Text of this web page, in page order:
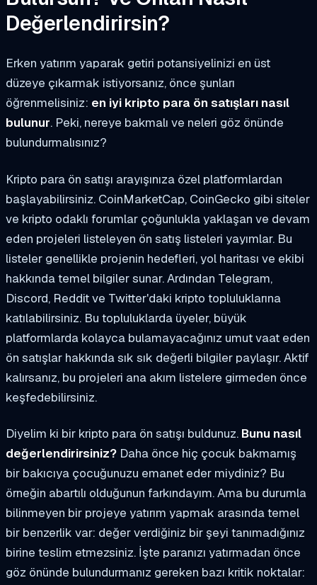
Değerlendirirsin?
Erken yatırım yaparak getiri potansiyelinizi en üst
düzeye çıkarmak istiyorsanız, önce şunları
öğrenmelisiniz: en iyi kripto para ön satışları nasıl
bulunur. Peki, nereye bakmalı ve neleri göz önünde
bulundurmalısınız?
Kripto para ön satışı arayışınıza özel platformlardan
başlayabilirsiniz. CoinMarketCap, CoinGecko gibi siteler
ve kripto odaklı forumlar çoğunlukla yaklaşan ve devam
eden projeleri listeleyen ön satış listeleri yayımlar. Bu
listeler genellikle projenin hedefleri, yol haritası ve ekibi
hakkında temel bilgiler sunar. Ardından Telegram,
Discord, Reddit ve Twitter'daki kripto topluluklarına
katılabilirsiniz. Bu topluluklarda üyeler, büyük
platformlarda kolayca bulamayacağınız umut vaat eden
ön satışlar hakkında sık sık değerli bilgiler paylaşır. Aktif
kalırsanız, bu projeleri ana akım listelere girmeden önce
keşfedebilirsiniz.
Diyelim ki bir kripto para ön satışı buldunuz. Bunu nasıl
değerlendirirsiniz? Daha önce hiç çocuk bakmamış
bir bakıcıya çocuğunuzu emanet eder miydiniz? Bu
örneğin abartılı olduğunun farkındayım. Ama bu durumla
bilinmeyen bir projeye yatırım yapmak arasında temel
bir benzerlik var: değer verdiğiniz bir şeyi tanımadığınız
birine teslim etmezsiniz. İşte paranızı yatırmadan önce
göz önünde bulundurmanız gereken bazı kritik noktalar: